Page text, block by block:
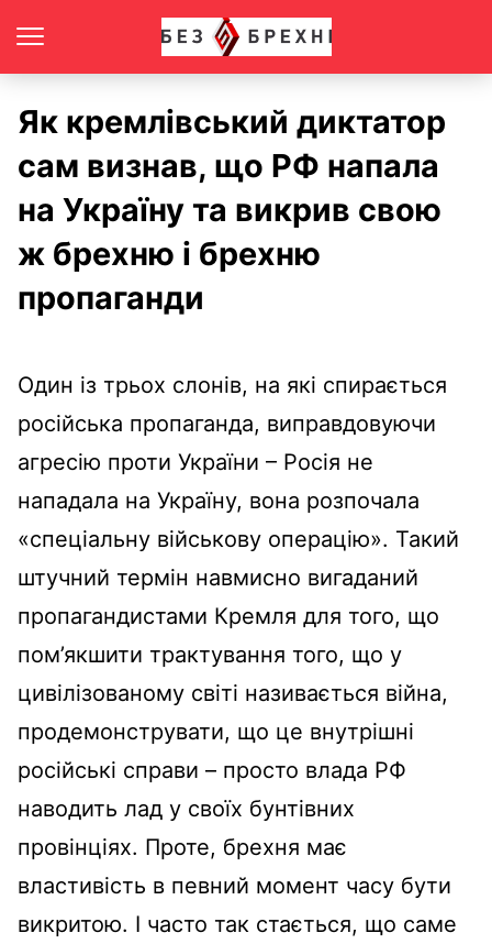
Як кремлівський диктатор
сам визнав, що РФ напала
на Україну та викрив свою
ж брехню і брехню
пропаганди
Один із трьох слонів, на які спирається
російська пропаганда, виправдовуючи
агресію проти України – Росія не
нападала на Україну, вона розпочала
«спеціальну військову операцію». Такий
штучний термін навмисно вигаданий
пропагандистами Кремля для того, що
пом’якшити трактування того, що у
цивілізованому світі називається війна,
продемонструвати, що це внутрішні
російські справи – просто влада РФ
наводить лад у своїх бунтівних
провінціях. Проте, брехня має
властивість в певний момент часу бути
викритою. І часто так стається, що саме